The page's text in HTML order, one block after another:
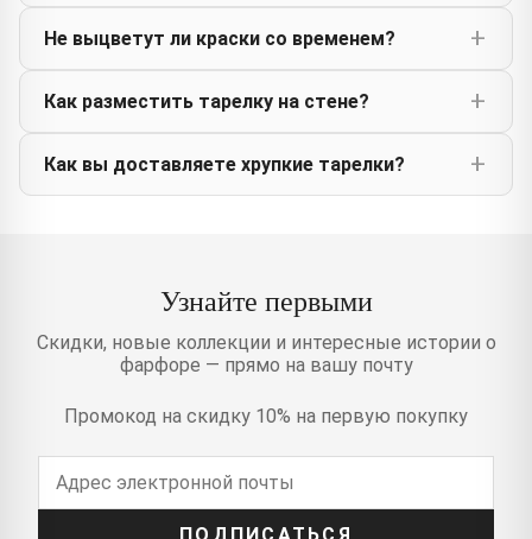
Не выцветут ли краски со временем?
Как разместить тарелку на стене?
Как вы доставляете хрупкие тарелки?
Узнайте первыми
Скидки, новые коллекции и интересные истории о
фарфоре — прямо на вашу почту
Промокод на скидку 10% на первую покупку